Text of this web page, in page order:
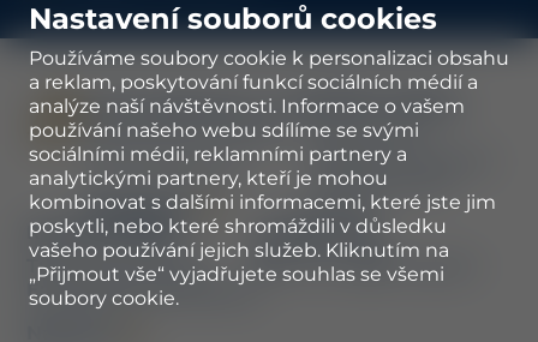
A.D.S. Rokycany s.r.o.
Smetanova 47, Střed
337 01 Rokycany
Navigovat
Důležité odkazy
Naše služby
Projekty a realizace
Jak pracujeme
O nás
Rychlý kontakt
T:+420 777 591 981
E: info@ads-rokycany.cz
Sledujte nás
Facebook
Instagram
Nastavení souborů cookies
Používáme soubory cookie k personalizaci obsahu
a reklam, poskytování funkcí sociálních médií a
analýze naší návštěvnosti. Informace o vašem
používání našeho webu sdílíme se svými
sociálními médii, reklamními partnery a
analytickými partnery, kteří je mohou
kombinovat s dalšími informacemi, které jste jim
poskytli, nebo které shromáždili v důsledku
vašeho používání jejich služeb. Kliknutím na
„Přijmout vše“ vyjadřujete souhlas se všemi
soubory cookie.